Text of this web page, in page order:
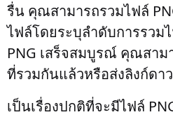
รื่น คุณสามารถรวมไฟล์
ไฟล์โดยระบุลำดับการรวม
PNG เสร็จสมบูรณ์ คุณสา
ที่รวมกันแล้วหรือส่งลิงก์ดา
เป็นเรื่องปกติที่จะมีไฟล์